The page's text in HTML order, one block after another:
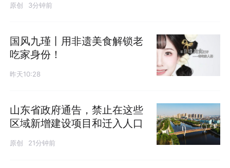
原创 3分钟前
国风九瑾丨用非遗美食解锁老
吃家身份！
昨天10:28
山东省政府通告，禁止在这些
区域新增建设项目和迁入人口
原创 21分钟前